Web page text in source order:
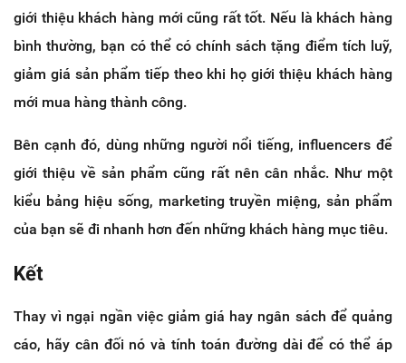
giới thiệu khách hàng mới cũng rất tốt. Nếu là khách hàng
bình thường, bạn có thể có chính sách tặng điểm tích luỹ,
giảm giá sản phẩm tiếp theo khi họ giới thiệu khách hàng
mới mua hàng thành công.
Bên cạnh đó, dùng những người nổi tiếng, influencers để
giới thiệu về sản phẩm cũng rất nên cân nhắc. Như một
kiểu bảng hiệu sống, marketing truyền miệng, sản phẩm
của bạn sẽ đi nhanh hơn đến những khách hàng mục tiêu.
Kết
Thay vì ngại ngần việc giảm giá hay ngân sách để quảng
cáo, hãy cân đối nó và tính toán đường dài để có thể áp